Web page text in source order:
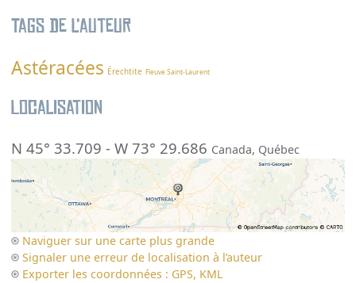
Tags de l’auteur
Astéracées Érechtite Fleuve Saint-Laurent
Localisation
N 45° 33.709 -W 73° 29.686 Canada, Québec
Naviguer sur une carte plus grande
Signaler une erreur de localisation à l’auteur
Exporter les coordonnées : GPS, KML